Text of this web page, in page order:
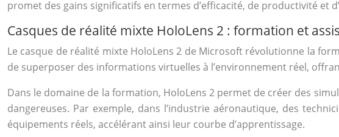
promet des gains significatifs en termes d’efficacité, de productivité et
Casques de réalité mixte HoloLens 2 : formation et
Le casque de réalité mixte HoloLens 2 de Microsoft révolutionne la
de superposer des informations virtuelles à l’environnement réel,
Dans le domaine de la formation, HoloLens 2 permet de créer des
dangereuses. Par exemple, dans l’industrie aéronautique, des
équipements réels, accélérant ainsi leur courbe d’apprentissage.